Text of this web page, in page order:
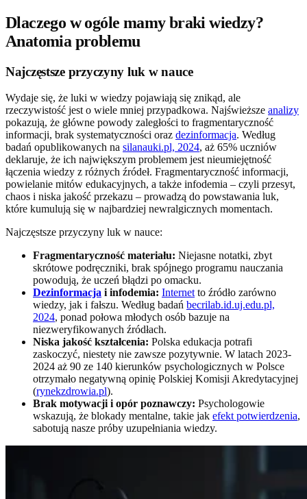
Dlaczego w ogóle mamy braki wiedzy?
Anatomia problemu
Najczęstsze przyczyny luk w nauce
Wydaje się, że luki w wiedzy pojawiają się znikąd, ale
rzeczywistość jest o wiele mniej przypadkowa. Najświeższe analizy
pokazują, że główne powody zaległości to fragmentaryczność
informacji, brak systematyczności oraz dezinformacja. Według
badań opublikowanych na silanauki.pl, 2024, aż 65% uczniów
deklaruje, że ich największym problemem jest nieumiejętność
łączenia wiedzy z różnych źródeł. Fragmentaryczność informacji,
powielanie mitów edukacyjnych, a także infodemia – czyli przesyt,
chaos i niska jakość przekazu – prowadzą do powstawania luk,
które kumulują się w najbardziej newralgicznych momentach.
Najczęstsze przyczyny luk w nauce:
Fragmentaryczność materiału: Niejasne notatki, zbyt
skrótowe podręczniki, brak spójnego programu nauczania
powodują, że uczeń błądzi po omacku.
Dezinformacja i infodemia: Internet to źródło zarówno
wiedzy, jak i fałszu. Według badań becrilab.id.uj.edu.pl,
2024, ponad połowa młodych osób bazuje na
niezweryfikowanych źródłach.
Niska jakość kształcenia: Polska edukacja potrafi
zaskoczyć, niestety nie zawsze pozytywnie. W latach 2023-
2024 aż 90 ze 140 kierunków psychologicznych w Polsce
otrzymało negatywną opinię Polskiej Komisji Akredytacyjnej
(rynekzdrowia.pl).
Brak motywacji i opór poznawczy: Psychologowie
wskazują, że blokady mentalne, takie jak efekt potwierdzenia,
sabotują nasze próby uzupełniania wiedzy.